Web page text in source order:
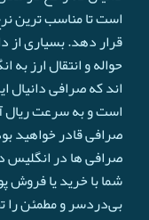
است تا مناسب ترین
قرار دهد. بسیاری از
حواله و انتقال ارز
اند که صرافی دانیال
است و به سرعت ريال
صرافی قادر خواهید
صرافی ها در انگلیس
شما با خرید یا فروش
بی‌دردسر و مطمئن را